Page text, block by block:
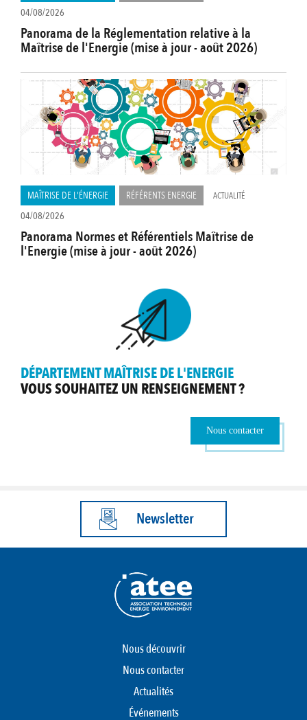
04/08/2026
Panorama de la Réglementation relative à la
Maîtrise de l'Energie (mise à jour - août 2026)
MAÎTRISE DE L'ÉNERGIE RÉFÉRENTS ENERGIE ACTUALITÉ
04/08/2026
Panorama Normes et Référentiels Maîtrise de
l'Energie (mise à jour - août 2026)
DÉPARTEMENT MAÎTRISE DE L'ENERGIE
VOUS SOUHAITEZ UN RENSEIGNEMENT ?
Nous contacter
Newsletter
Nous découvrir
Nous contacter
Actualités
Événements